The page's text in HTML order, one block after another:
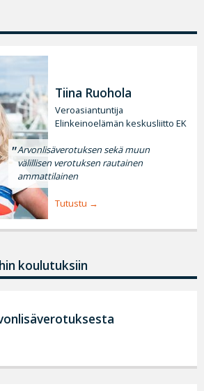
Tiina Ruohola
Veroasiantuntija
Elinkeinoelämän keskusliitto EK
Arvonlisäverotuksen sekä muun
välillisen verotuksen rautainen
ammattilainen
Tutustu
koulutuksiin